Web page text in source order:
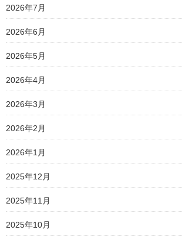
2026年7月
2026年6月
2026年5月
2026年4月
2026年3月
2026年2月
2026年1月
2025年12月
2025年11月
2025年10月